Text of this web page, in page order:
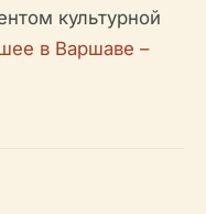
культурной
в Варшаве –